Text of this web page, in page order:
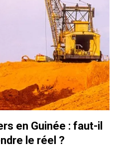
en Guinée : faut-il
le réel ?